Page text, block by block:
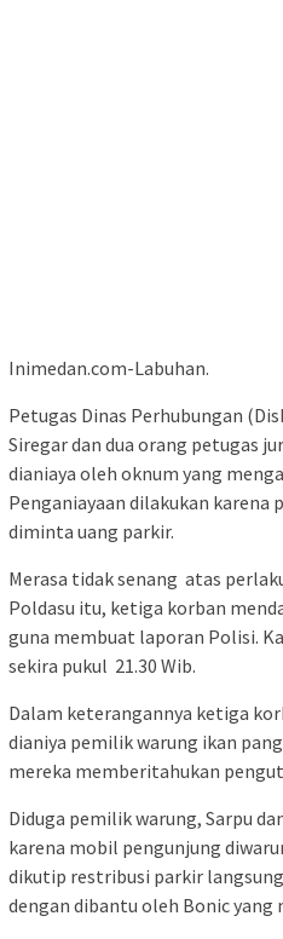
Inimedan.com-Labuhan.
Petugas Dinas Perhubungan
Siregar dan dua orang petugas
dianiaya oleh oknum yang
Penganiayaan dilakukan
diminta uang parkir.
Merasa tidak senang atas
Poldasu itu, ketiga korban
guna membuat laporan Polisi.
sekira pukul 21.30 Wib.
Dalam keterangannya ketiga
dianiya pemilik warung ikan
mereka memberitahukan
Diduga pemilik warung, Sarpu
karena mobil pengunjung
dikutip restribusi parkir
dengan dibantu oleh Bonic yang